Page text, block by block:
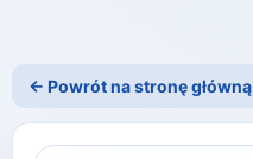
← Powrót na stronę główną